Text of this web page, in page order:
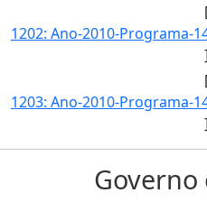
]
]
Governo